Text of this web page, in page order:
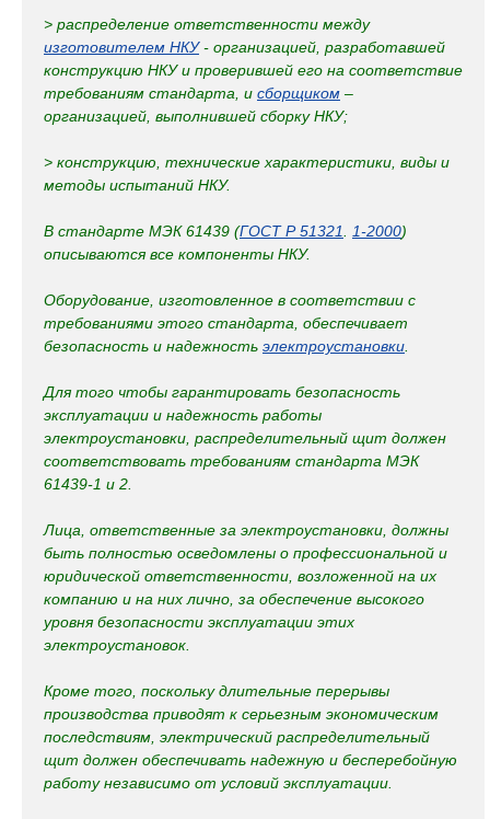
> распределение ответственности между
изготовителем НКУ- организацией, разработавшей
конструкцию НКУ и проверившей его на соответствие
требованиям стандарта, и сборщиком –
организацией, выполнившей сборку НКУ;
> конструкцию, технические характеристики, виды и
методы испытаний НКУ.
В стандарте МЭК 61439 (ГОСТ Р 51321 1-2000)
описываются все компоненты НКУ.
Оборудование, изготовленное в соответствии с
требованиями этого стандарта, обеспечивает
безопасность и надежность электроустановки
Для того чтобы гарантировать безопасность
эксплуатации и надежность работы
электроустановки, распределительный щит должен
соответствовать требованиям стандарта МЭК
61439-1 и 2.
Лица, ответственные за электроустановки, должны
быть полностью осведомлены о профессиональной и
юридической ответственности, возложенной на их
компанию и на них лично, за обеспечение высокого
уровня безопасности эксплуатации этих
электроустановок.
Кроме того, поскольку длительные перерывы
производства приводят к серьезным экономическим
последствиям, электрический распределительный
щит должен обеспечивать надежную и бесперебойную
работу независимо от условий эксплуатации.